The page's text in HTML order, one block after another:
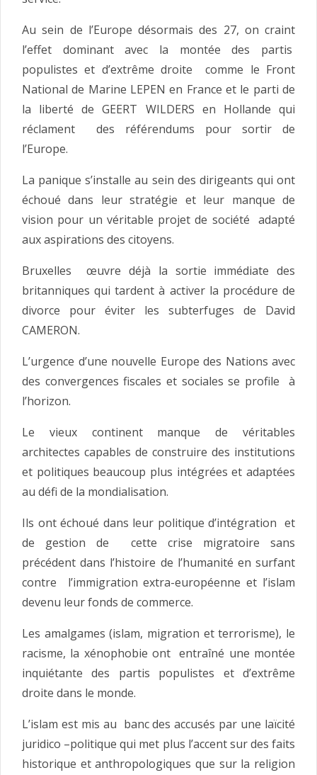
Au sein de l’Europe désormais des 27, on craint
l’effet dominant avec la montée des partis
populistes et d’extrême droite comme le Front
National de Marine LEPEN en France et le parti de
la liberté de GEERT WILDERS en Hollande qui
réclament des référendums pour sortir de
l’Europe.
La panique s’installe au sein des dirigeants qui ont
échoué dans leur stratégie et leur manque de
vision pour un véritable projet de société adapté
aux aspirations des citoyens.
Bruxelles œuvre déjà la sortie immédiate des
britanniques qui tardent à activer la procédure de
divorce pour éviter les subterfuges de David
CAMERON.
L’urgence d’une nouvelle Europe des Nations avec
des convergences fiscales et sociales se profile à
l’horizon.
Le vieux continent manque de véritables
architectes capables de construire des institutions
et politiques beaucoup plus intégrées et adaptées
au défi de la mondialisation.
Ils ont échoué dans leur politique d’intégration et
de gestion de cette crise migratoire sans
précédent dans l’histoire de l’humanité en surfant
contre l’immigration extra-européenne et l’islam
devenu leur fonds de commerce.
Les amalgames (islam, migration et terrorisme), le
racisme, la xénophobie ont entraîné une montée
inquiétante des partis populistes et d’extrême
droite dans le monde.
L’islam est mis au banc des accusés par une laïcité
juridico –politique qui met plus l’accent sur des faits
historique et anthropologiques que sur la religion